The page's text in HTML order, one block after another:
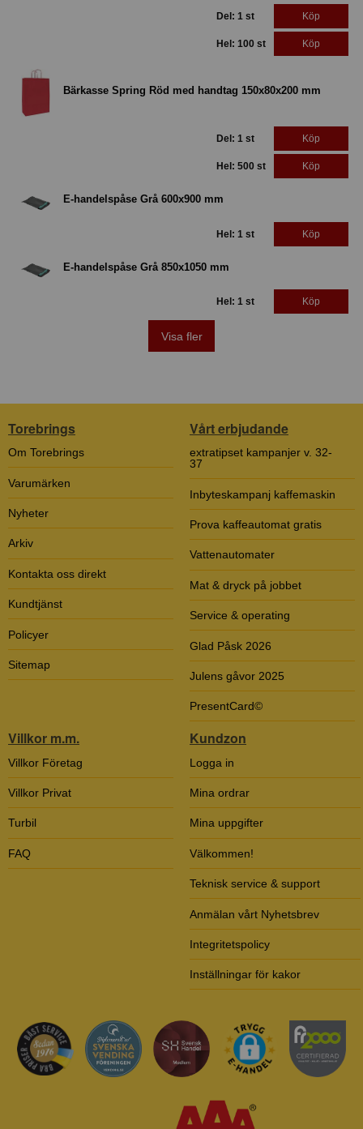
Del: 1 st Köp
Hel: 100 st Köp
Bärkasse Spring Röd med handtag 150x80x200 mm
Del: 1 st Köp
Hel: 500 st Köp
E-handelspåse Grå 600x900 mm
Hel: 1 st Köp
E-handelspåse Grå 850x1050 mm
Hel: 1 st Köp
Visa fler
Torebrings
Om Torebrings
Varumärken
Nyheter
Arkiv
Kontakta oss direkt
Kundtjänst
Policyer
Sitemap
Vårt erbjudande
extratipset kampanjer v. 32-
37
Inbyteskampanj kaffemaskin
Prova kaffeautomat gratis
Vattenautomater
Mat & dryck på jobbet
Service & operating
Glad Påsk 2026
Julens gåvor 2025
PresentCard©
Villkor m.m.
Villkor Företag
Villkor Privat
Turbil
FAQ
Kundzon
Logga in
Mina ordrar
Mina uppgifter
Välkommen!
Teknisk service & support
Anmälan vårt Nyhetsbrev
Integritetspolicy
Inställningar för kakor